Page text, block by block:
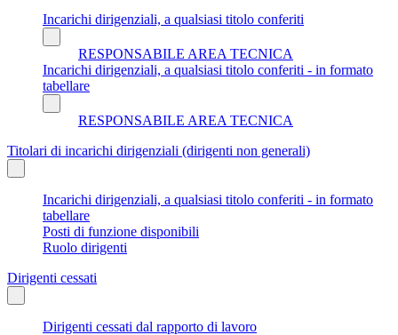
Incarichi dirigenziali, a qualsiasi titolo conferiti
RESPONSABILE AREA TECNICA
Incarichi dirigenziali, a qualsiasi titolo conferiti - in formato
tabellare
RESPONSABILE AREA TECNICA
Titolari di incarichi dirigenziali (dirigenti non generali)
Incarichi dirigenziali, a qualsiasi titolo conferiti - in formato
tabellare
Posti di funzione disponibili
Ruolo dirigenti
Dirigenti cessati
Dirigenti cessati dal rapporto di lavoro